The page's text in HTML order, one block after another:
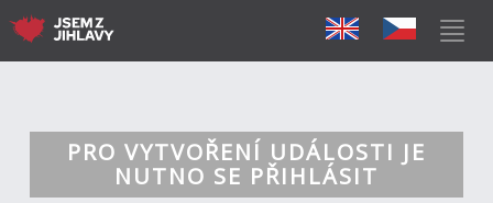
PRO VYTVOŘENÍ UDÁLOSTI JE
NUTNO SE PŘIHLÁSIT